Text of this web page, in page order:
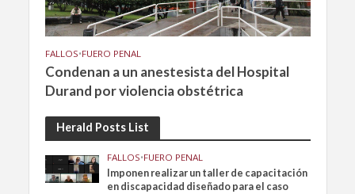
FALLOS•FUERO PENAL
Condenan a un anestesista del Hospital
Durand por violencia obstétrica
Herald Posts List
FALLOS•FUERO PENAL
Imponen realizar un taller de capacitación
en discapacidad diseñado para el caso